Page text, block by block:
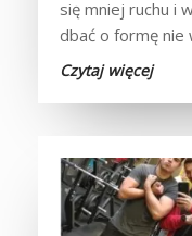
się mniej ruchu i
dbać o formę nie
Czytaj więcej